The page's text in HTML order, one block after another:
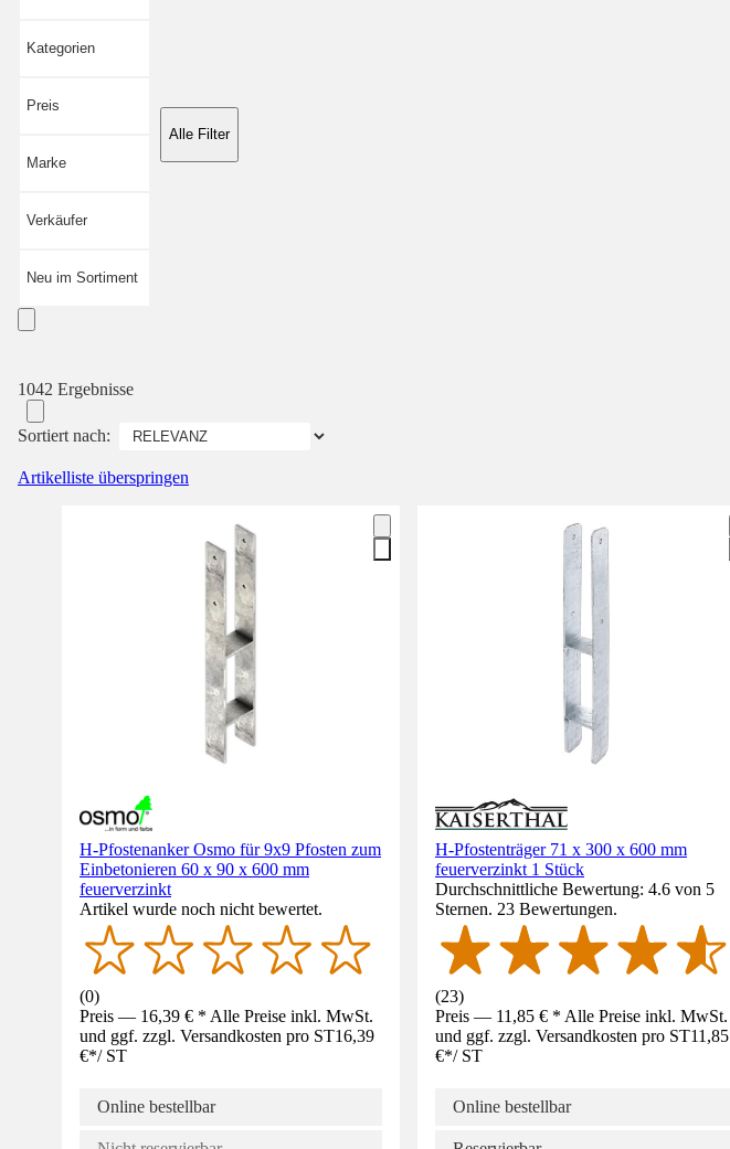
Kategorien
Preis
Marke
Verkäufer
Neu im Sortiment
Alle Filter
1042 Ergebnisse
Sortiert nach:
Artikelliste überspringen
H-Pfostenanker Osmo für 9x9 Pfosten zum
Einbetonieren 60 x 90 x 600 mm
feuerverzinkt
Artikel wurde noch nicht bewertet.
(0)
Preis — 16,39 € * Alle Preise inkl. MwSt.
und ggf. zzgl. Versandkosten pro ST16,39
€*/ ST
Online bestellbar
H-Pfostenträger 71 x 300 x 600 mm
feuerverzinkt 1 Stück
Durchschnittliche Bewertung: 4.6 von 5
Sternen. 23 Bewertungen.
(23)
Preis — 11,85 € * Alle Preise inkl. MwSt.
und ggf. zzgl. Versandkosten pro ST11,85
€*/ ST
Online bestellbar